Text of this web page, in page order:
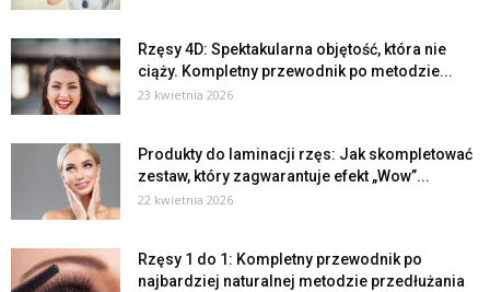
Rzęsy 4D: Spektakularna objętość, która nie
ciąży. Kompletny przewodnik po metodzie...
23 kwietnia 2026
Produkty do laminacji rzęs: Jak skompletować
zestaw, który zagwarantuje efekt „Wow”...
22 kwietnia 2026
Rzęsy 1 do 1: Kompletny przewodnik po
najbardziej naturalnej metodzie przedłużania